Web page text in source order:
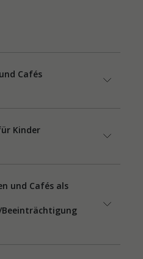
Cafés
Kinder
und Cafés als